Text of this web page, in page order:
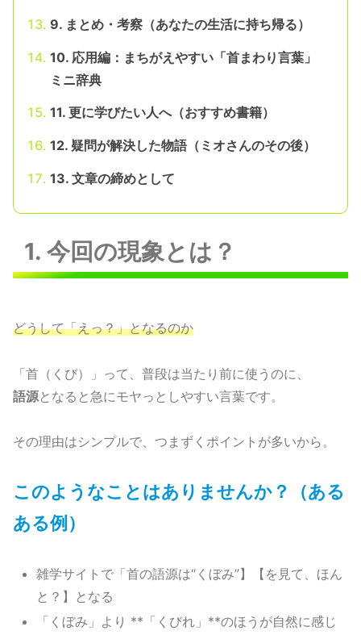
9. まとめ・考察（あなたの生活に持ち帰る）
10. 応用編：まちがえやすい「首まわり言葉」
ミニ辞典
11. 更に学びたい人へ（おすすめ書籍）
12. 疑問が解決した物語（ミオさんのその後）
13. 文章の締めとして
1. 今回の現象とは？
どうして「えっ？」となるのか
「首（くび）」って、普段は当たり前に使うのに、
語源となると急にモヤっとしやすい言葉です。
その理由はシンプルで、つまずくポイントが多いから。
このようなことはありませんか？（ある
ある例）
雑学サイトで「首の語源は“くぼみ”】【を見て、ほん
と？】となる
「くぼみ」より **「くびれ」**のほうが自然に感じ